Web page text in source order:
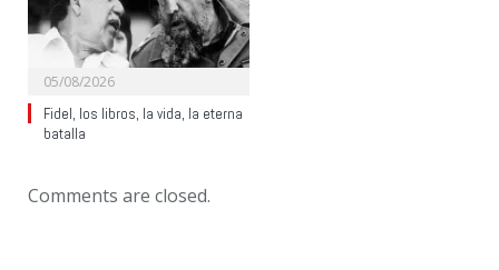
05/08/2026
Fidel, los libros, la vida, la eterna
batalla
Comments are closed.